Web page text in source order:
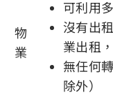
物
業
可利用
沒有出
業出租
無任何
除外）